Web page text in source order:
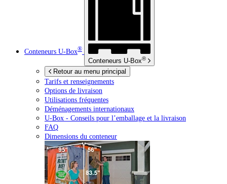
Conteneurs U-Box®
Conteneurs U-Box®
Retour au menu principal
Tarifs et renseignements
Options de livraison
Utilisations fréquentes
Déménagements internationaux
U-Box - Conseils pour l’emballage et la livraison
FAQ
Dimensions du conteneur